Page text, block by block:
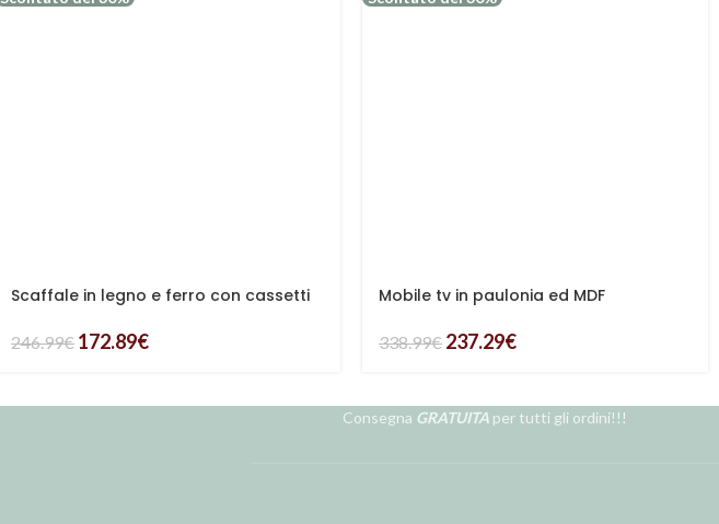
Scaffale in legno e ferro con cassetti
246.99€ 172.89€
Mobile tv in paulonia ed MDF
338.99€ 237.29€
Consegna GRATUITA per tutti gli ordini!!!